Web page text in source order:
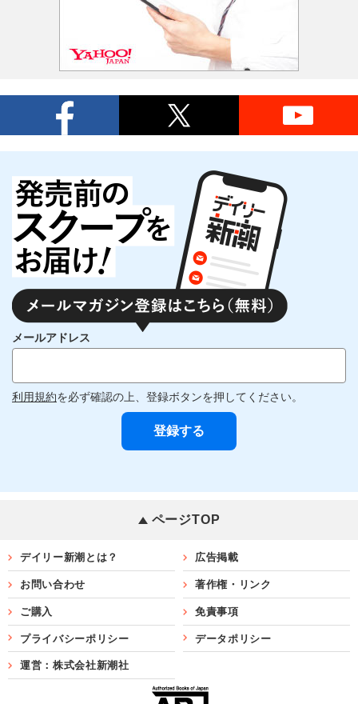
メールアドレス
利用規約を必ず確認の上、登録ボタンを押してください。
ページTOP
デイリー新潮とは？ 広告掲載
お問い合わせ 著作権・リンク
ご購入 免責事項
プライバシーポリシー データポリシー
運営：株式会社新潮社